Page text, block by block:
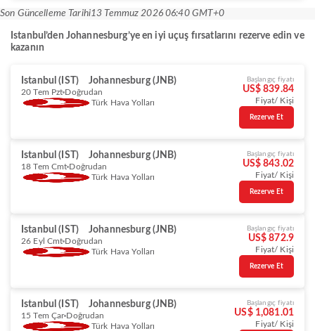
Son Güncelleme Tarihi13 Temmuz 2026 06:40 GMT+0
Istanbul’den Johannesburg’ye en iyi uçuş fırsatlarını rezerve edin ve
kazanın
Istanbul (IST) Johannesburg (JNB)
20 Tem Pzt Doğrudan
Türk Hava Yolları
Başlangıç fiyatı
US$ 839.84
Fiyat/ Kişi
Rezerve Et
Istanbul (IST) Johannesburg (JNB)
18 Tem Cmt Doğrudan
Türk Hava Yolları
Başlangıç fiyatı
US$ 843.02
Fiyat/ Kişi
Rezerve Et
Istanbul (IST) Johannesburg (JNB)
26 Eyl Cmt Doğrudan
Türk Hava Yolları
Başlangıç fiyatı
US$ 872.9
Fiyat/ Kişi
Rezerve Et
Istanbul (IST) Johannesburg (JNB)
15 Tem Çar Doğrudan
Türk Hava Yolları
Başlangıç fiyatı
US$ 1,081.01
Fiyat/ Kişi